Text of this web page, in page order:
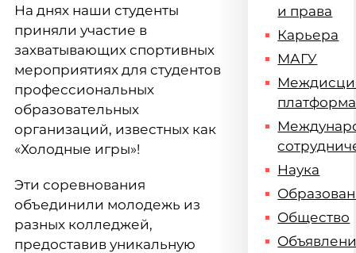
На днях наши студенты
приняли участие в
захватывающих спортивных
мероприятиях для студентов
профессиональных
образовательных
организаций, известных как
«Холодные игры»!
Эти соревнования
объединили молодежь из
разных колледжей,
предоставив уникальную
и права
Карьера
МАГУ
платформа
Наука
Общество